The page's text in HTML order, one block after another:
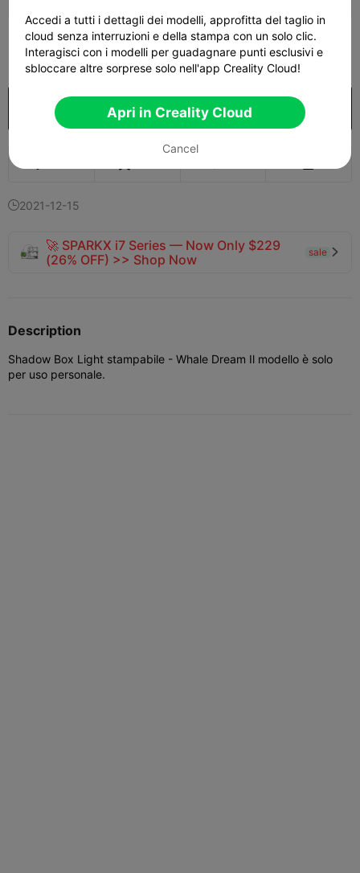
100 
Acquista
2021-12-15
🚀 SPARKX i7 Series — Now Only $229
(26% OFF) >> Shop Now
sale 
Description
Shadow Box Light stampabile - Whale Dream Il modello è solo
per uso personale.
Accedi a tutti i dettagli dei modelli, approfitta del taglio in
cloud senza interruzioni e della stampa con un solo clic.
Interagisci con i modelli per guadagnare punti esclusivi e
sbloccare altre sorprese solo nell'app Creality Cloud!
Apri in Creality Cloud
Cancel